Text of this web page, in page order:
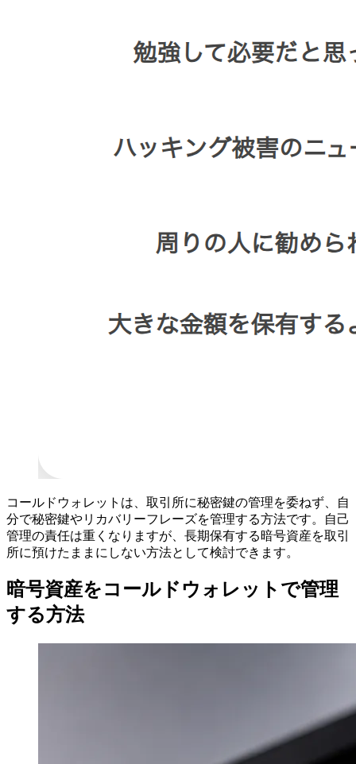
コールドウォレットは、取引所に秘密鍵の管理を委ねず、自
分で秘密鍵やリカバリーフレーズを管理する方法です。自己
管理の責任は重くなりますが、長期保有する暗号資産を取引
所に預けたままにしない方法として検討できます。
暗号資産をコールドウォレットで管理
する方法